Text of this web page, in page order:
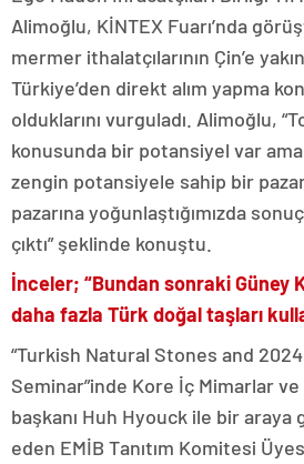
Alimoğlu, KİNTEX Fuarı’nda
mermer ithalatçılarının Çin’e
Türkiye’den direkt alım yapma
olduklarını vurguladı. Alimoğlu,
konusunda bir potansiyel var
zengin potansiyele sahip bir
pazarına yoğunlaştığımızda
çıktı” şeklinde konuştu.
İnceler; “Bundan sonraki Güney
daha fazla Türk doğal taşları
“Turkish Natural Stones and
Seminar”inde Kore İç Mimarlar ve
başkanı Huh Hyouck ile bir
eden EMİB Tanıtım Komitesi